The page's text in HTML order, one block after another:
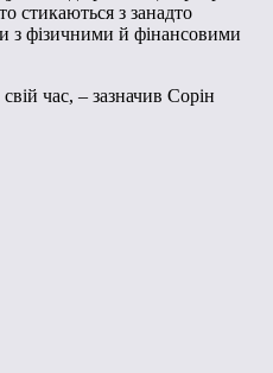
стикаються з занадто
з фізичними й фінансовими
час, – зазначив Сорін